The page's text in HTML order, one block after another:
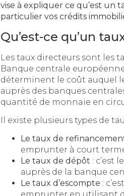
vise à expliquer ce qu’est un
particulier vos crédits
Qu’est-ce qu’un
Les taux directeurs sont les
Banque centrale
déterminent le coût auquel
auprès des banques
quantité de monnaie en
Il existe plusieurs types de
Le taux de
emprunter à court
Le taux de dépôt : c’est
auprès de la banque
Le taux d’escompte :